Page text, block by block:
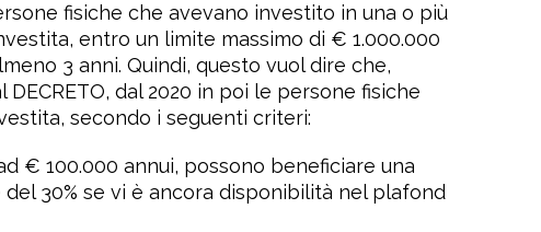
fisiche che avevano investito in una o più
entro un limite massimo di € 1.000.000
3 anni. Quindi, questo vuol dire che,
dal 2020 in poi le persone fisiche
secondo i seguenti criteri:
€ 100.000 annui, possono beneficiare una
30% se vi è ancora disponibilità nel plafond